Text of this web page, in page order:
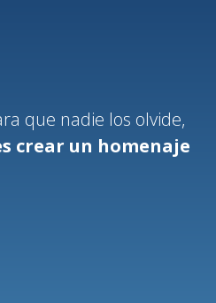
que nadie los olvide,
crear un homenaje